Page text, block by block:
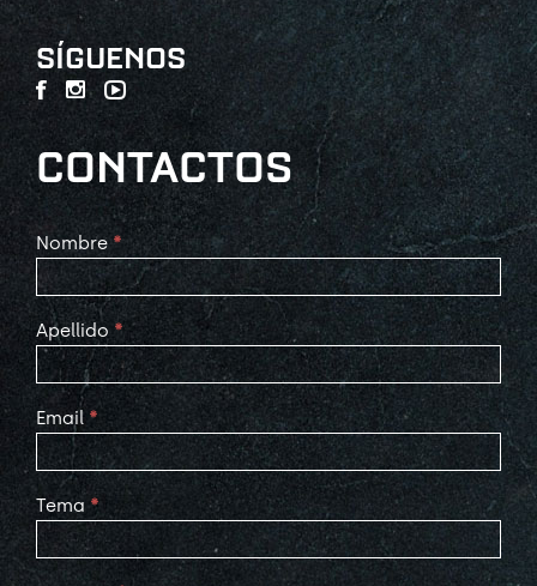
SÍGUENOS
CONTACTOS
Contact
Us
Nombre *
Apellido *
Email *
Tema *